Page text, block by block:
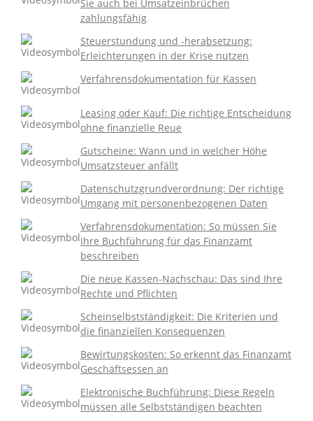
Sie auch bei Umsatzeinbrüchen
zahlungsfähig
Steuerstundung und -herabsetzung:
Erleichterungen in der Krise nutzen
Verfahrensdokumentation für Kassen
Leasing oder Kauf: Die richtige Entscheidung
ohne finanzielle Reue
Gutscheine: Wann und in welcher Höhe
Umsatzsteuer anfällt
Datenschutzgrundverordnung: Der richtige
Umgang mit personenbezogenen Daten
Verfahrensdokumentation: So müssen Sie
Ihre Buchführung für das Finanzamt
beschreiben
Die neue Kassen-Nachschau: Das sind Ihre
Rechte und Pflichten
Scheinselbstständigkeit: Die Kriterien und
die finanziellen Konsequenzen
Bewirtungskosten: So erkennt das Finanzamt
Geschäftsessen an
Elektronische Buchführung: Diese Regeln
müssen alle Selbstständigen beachten